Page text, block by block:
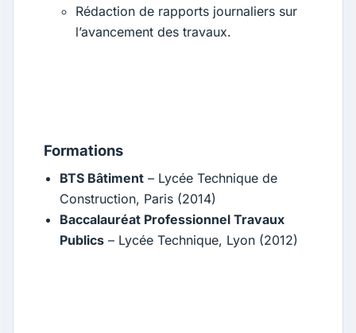
Rédaction de rapports journaliers sur
l’avancement des travaux.
Formations
BTS Bâtiment – Lycée Technique de
Construction, Paris (2014)
Baccalauréat Professionnel Travaux
Publics – Lycée Technique, Lyon (2012)